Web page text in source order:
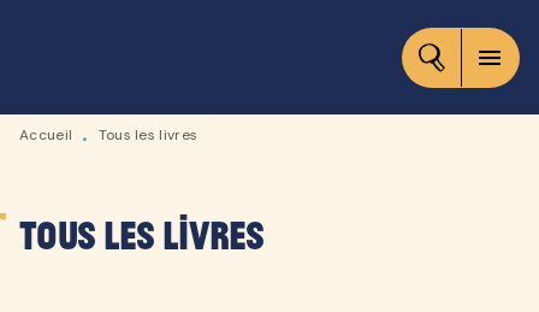
CONTENU
menu
Accueil • Tous les livres
Tous les livres